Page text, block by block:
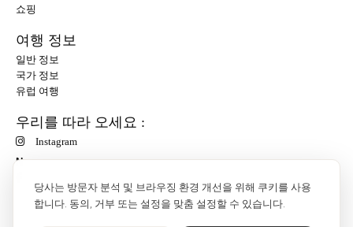
당사는 방문자 분석 및 브라우징 환경 개선을 위해 쿠키를 사용
합니다. 동의, 거부 또는 설정을 맞춤 설정할 수 있습니다.
쇼핑
여행 정보
일반 정보
국가 정보
유럽 여행
우리를 따라 오세요 :
Instagram
N